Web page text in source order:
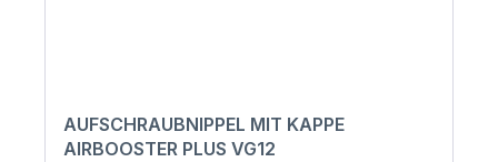
AUFSCHRAUBNIPPEL MIT KAPPE
AIRBOOSTER PLUS VG12